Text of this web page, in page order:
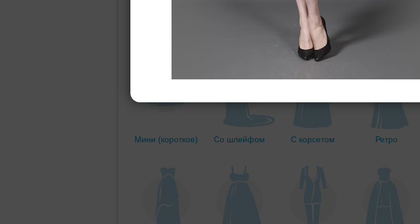
Русалка
Мини (короткое) Со шлейфом С корсетом Ретро